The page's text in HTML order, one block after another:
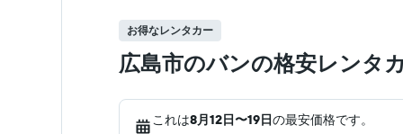
お得なレンタカー
広島市のバンの格安レンタ
これは8月12日​〜19日の最安価格です。